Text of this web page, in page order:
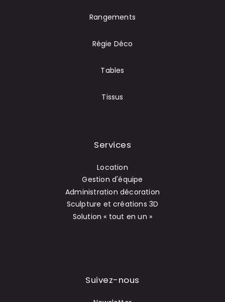
Rangements
Régie Déco
Tables
Tissus
Services
Location
Gestion d'équipe
Administration décoration
Sculpture et créations 3D
Solution « tout en un »
Suivez-nous